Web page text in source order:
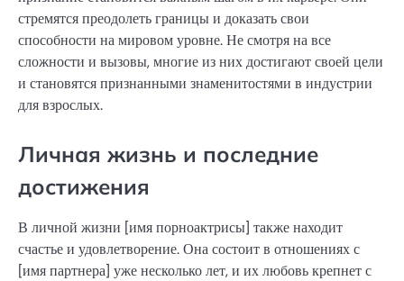
стремятся преодолеть границы и доказать свои
способности на мировом уровне. Не смотря на все
сложности и вызовы, многие из них достигают своей цели
и становятся признанными знаменитостями в индустрии
для взрослых.
Личная жизнь и последние
достижения
В личной жизни [имя порноактрисы] также находит
счастье и удовлетворение. Она состоит в отношениях с
[имя партнера] уже несколько лет, и их любовь крепнет с